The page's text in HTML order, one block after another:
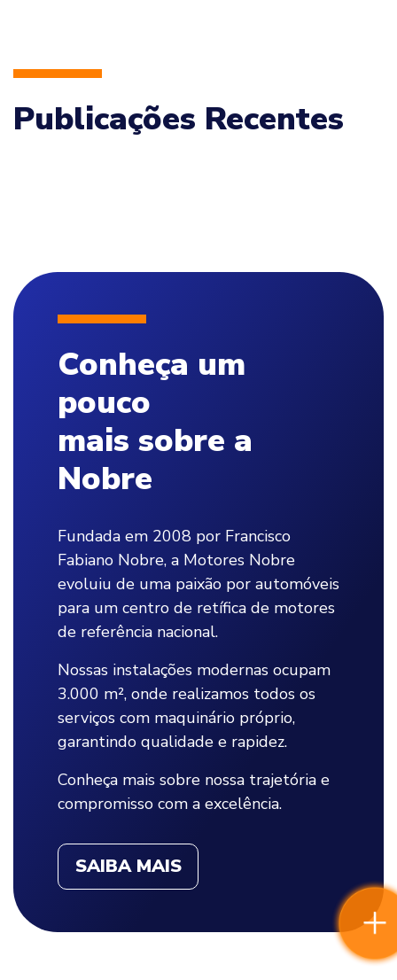
Publicações Recentes
Conheça um
pouco
mais sobre a
Nobre
Fundada em 2008 por Francisco
Fabiano Nobre, a Motores Nobre
evoluiu de uma paixão por automóveis
para um centro de retífica de motores
de referência nacional.
Nossas instalações modernas ocupam
3.000 m², onde realizamos todos os
serviços com maquinário próprio,
garantindo qualidade e rapidez.
Conheça mais sobre nossa trajetória e
compromisso com a excelência.
SAIBA MAIS